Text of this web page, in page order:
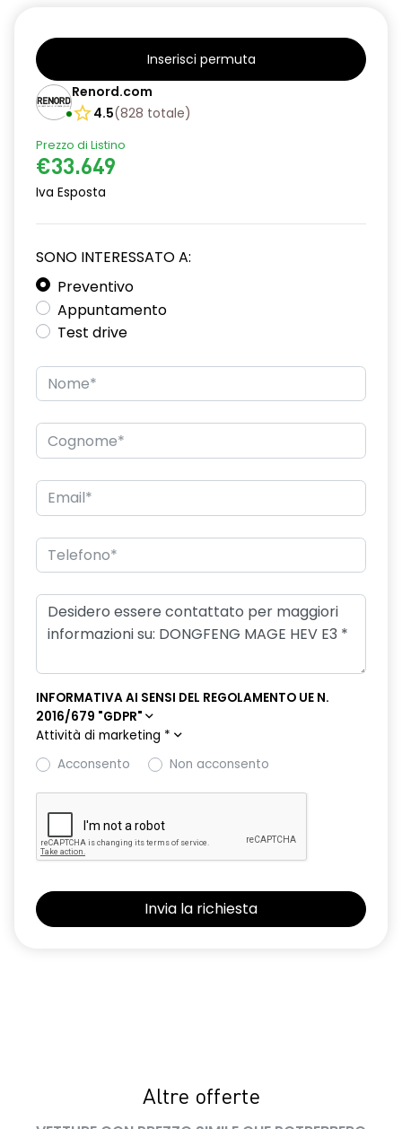
Inserisci permuta
Renord.com
4.5(828 totale)
Prezzo di Listino
€33.649
Iva Esposta
SONO INTERESSATO A:
Preventivo
Appuntamento
Test drive
INFORMATIVA AI SENSI DEL REGOLAMENTO UE N.
2016/679 "GDPR"
Attività di marketing *
Acconsento
Non acconsento
Altre offerte